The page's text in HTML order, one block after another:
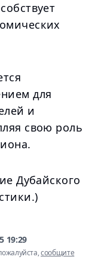
для
и
свою роль
Дубайского
19:29
сообщите